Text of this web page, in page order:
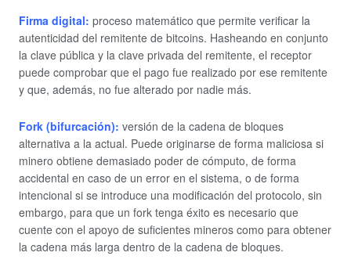
Firma digital: proceso matemático que permite verificar la
autenticidad del remitente de bitcoins. Hasheando en conjunto
la clave pública y la clave privada del remitente, el receptor
puede comprobar que el pago fue realizado por ese remitente
y que, además, no fue alterado por nadie más.
Fork (bifurcación): versión de la cadena de bloques
alternativa a la actual. Puede originarse de forma maliciosa si
minero obtiene demasiado poder de cómputo, de forma
accidental en caso de un error en el sistema, o de forma
intencional si se introduce una modificación del protocolo, sin
embargo, para que un fork tenga éxito es necesario que
cuente con el apoyo de suficientes mineros como para obtener
la cadena más larga dentro de la cadena de bloques.